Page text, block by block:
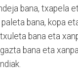
bana, txapela
bana, kopa
bana eta
bana eta